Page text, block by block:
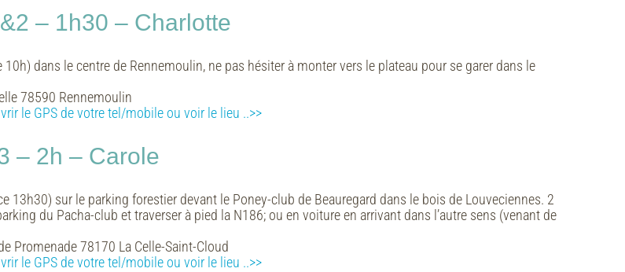
– 1h30 – Charlotte
dans le centre de Rennemoulin, ne pas hésiter à monter vers le plateau pour se garer dans le
78590 Rennemoulin
le GPS de votre tel/mobile ou voir le lieu ..>>
– 2h – Carole
13h30) sur le parking forestier devant le Poney-club de Beauregard dans le bois de Louveciennes. 2
du Pacha-club et traverser à pied la N186; ou en voiture en arrivant dans l’autre sens (venant de
Promenade 78170 La Celle-Saint-Cloud
le GPS de votre tel/mobile ou voir le lieu ..>>